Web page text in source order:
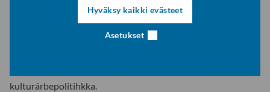
Hyväksy kaikki evästeet
Asetukset
Diehtu dárbbašuvvo, danin go dálážis sámedutkamuš
kulturárbepolitihkka.